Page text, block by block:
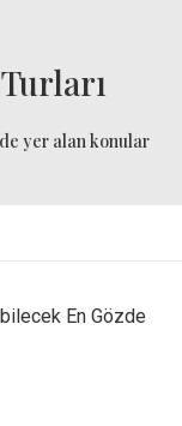
yer alan konular
En Gözde